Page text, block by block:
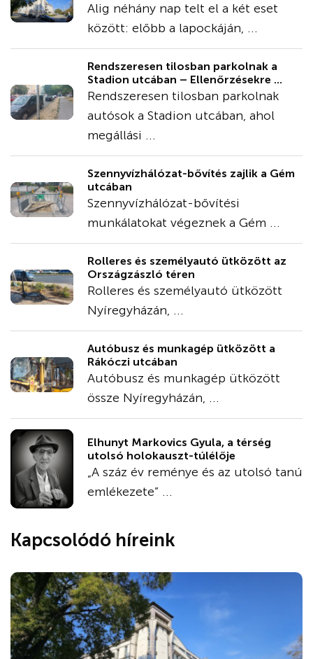
Alig néhány nap telt el a két eset
között: előbb a lapockáján, ...
Rendszeresen tilosban parkolnak a
Stadion utcában – Ellenőrzésekre ...
Rendszeresen tilosban parkolnak
autósok a Stadion utcában, ahol
megállási ...
Szennyvízhálózat-bővítés zajlik a Gém
utcában
Szennyvízhálózat-bővítési
munkálatokat végeznek a Gém ...
Rolleres és személyautó ütközött az
Országzászló téren
Rolleres és személyautó ütközött
Nyíregyházán, ...
Autóbusz és munkagép ütközött a
Rákóczi utcában
Autóbusz és munkagép ütközött
össze Nyíregyházán, ...
Elhunyt Markovics Gyula, a térség
utolsó holokauszt-túlélője
„A száz év reménye és az utolsó tanú
emlékezete” ...
Kapcsolódó híreink